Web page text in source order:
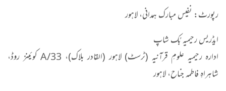
رپورٹ: نفیس مبارک ہمدانی، لاہور
ایڈریس رحیمیہ بُک شاپ
ادارہ رحیمیہ علومِ قرآنیہ (ٹرسٹ) لاہور (القادر بلاک)، 33/A کوئینز روڈ،
شاہراہِ فاطمہ جناح، لاہور